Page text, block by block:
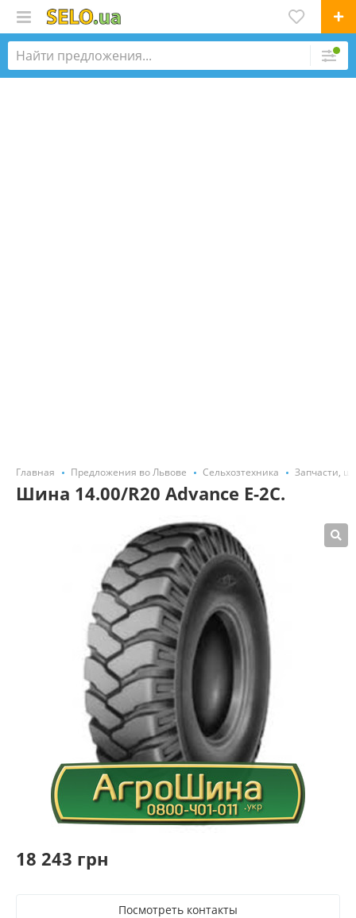
Главная Предложения во Львове Сельхозтехника Запчасти,
Шина 14.00/R20 Advance E-2C.
18 243 грн
Посмотреть контакты